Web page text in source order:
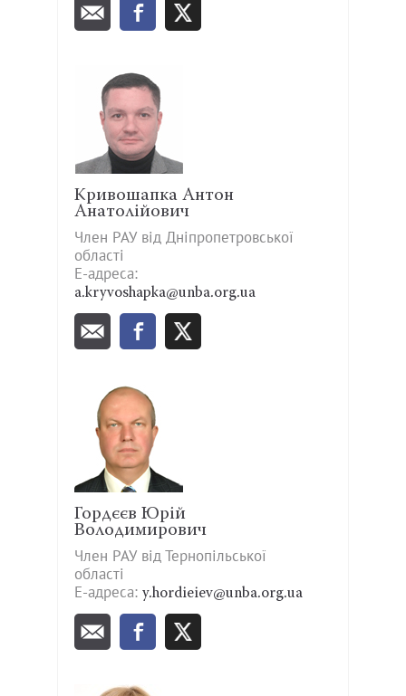
Кривошапка Антон
Анатолійович
Член РАУ від Дніпропетровської
області
Е-адреса:
a.kryvoshapka@unba.org.ua
Гордєєв Юрій
Володимирович
Член РАУ від Тернопільської
області
Е-адреса: y.hordieiev@unba.org.ua